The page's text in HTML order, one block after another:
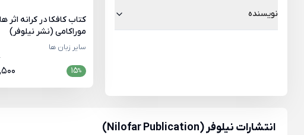
نویسنده
کتاب کافکا در کرانه اثر
موراکامی (نشر نیلوفر)
سایر زبان ها
%
15
انتشارات نیلوفر (Nilofar Publication)